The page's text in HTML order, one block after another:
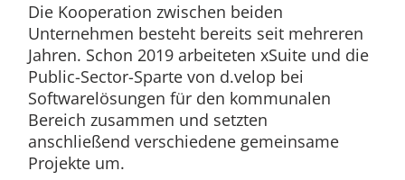
Die Kooperation zwischen beiden
Unternehmen besteht bereits seit mehreren
Jahren. Schon 2019 arbeiteten xSuite und die
Public-Sector-Sparte von d.velop bei
Softwarelösungen für den kommunalen
Bereich zusammen und setzten
anschließend verschiedene gemeinsame
Projekte um.